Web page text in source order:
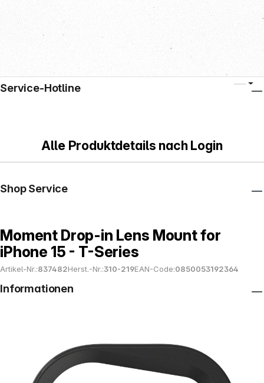
Alle Produktdetails nach Login
Moment Drop-in Lens Mount for
iPhone 15 - T-Series
Artikel-Nr.:837482Herst.-Nr.:310-219EAN-Code:0850053192364
Service-Hotline
Shop Service
Informationen